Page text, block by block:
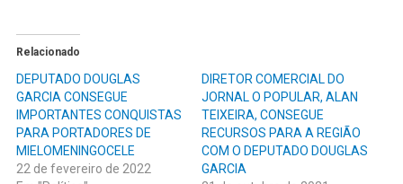
Relacionado
DEPUTADO DOUGLAS
GARCIA CONSEGUE
IMPORTANTES CONQUISTAS
PARA PORTADORES DE
MIELOMENINGOCELE
22 de fevereiro de 2022
DIRETOR COMERCIAL DO
JORNAL O POPULAR, ALAN
TEIXEIRA, CONSEGUE
RECURSOS PARA A REGIÃO
COM O DEPUTADO DOUGLAS
GARCIA